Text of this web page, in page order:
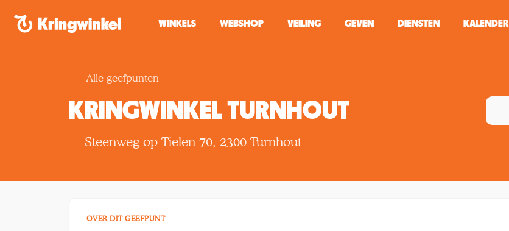
WINKELS
WEBSHOP VEILING GEVEN DIENSTEN KALENDER
Alle geefpunten
KRINGWINKEL TURNHOUT
Steenweg op Tielen 70, 2300 Turnhout
OVER DIT GEEFPUNT